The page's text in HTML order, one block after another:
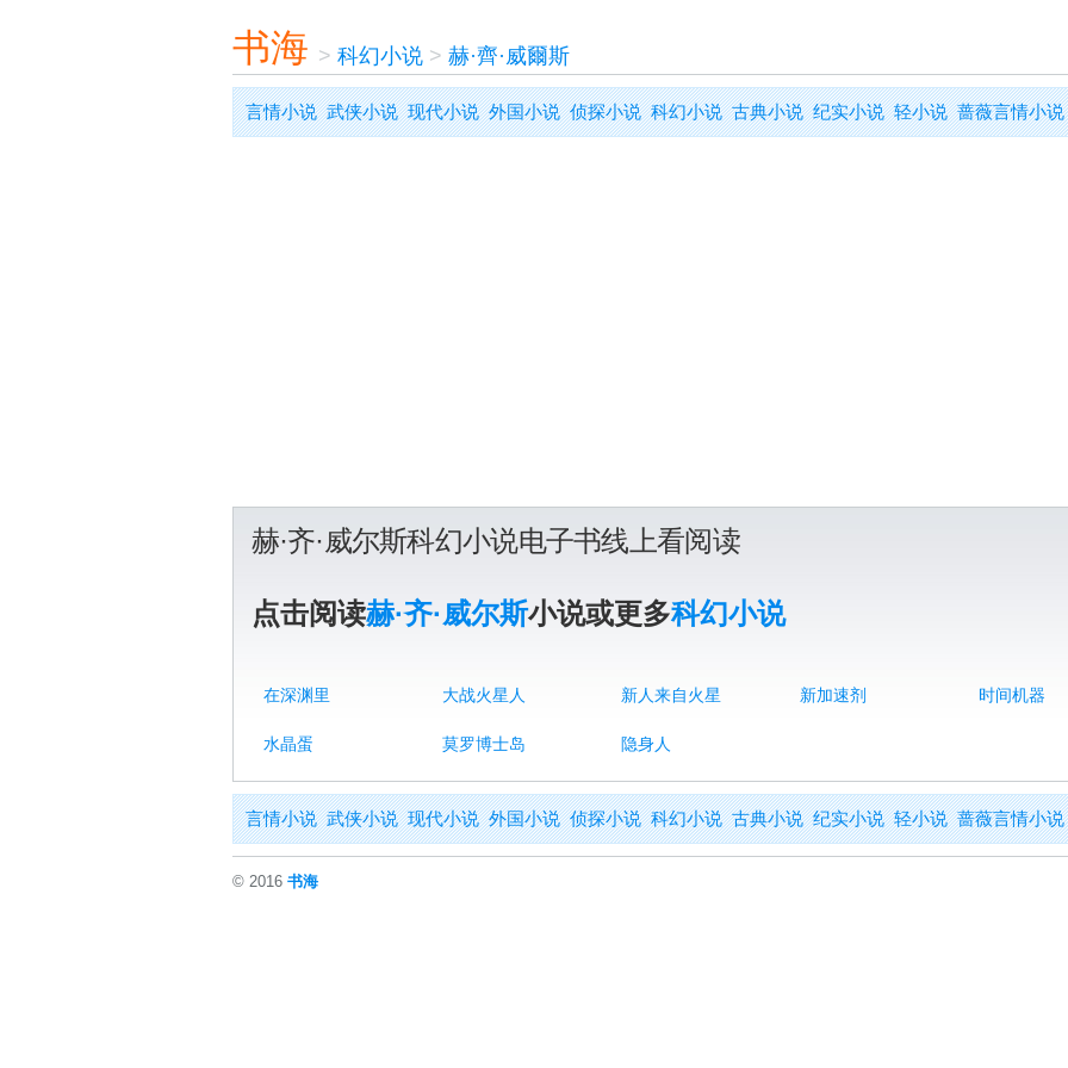
书海 > 科幻小说> 赫·齊·威爾斯
言情小说 武侠小说 现代小说 外国小说 侦探小说 科幻小说 古典小说 纪实小说 轻小说 蔷薇言情小说
赫·齐·威尔斯科幻小说电子书线上看阅读
点击阅读赫·齐·威尔斯小说或更多科幻小说
在深渊里 大战火星人 新人来自火星 新加速剂 时间机器
水晶蛋 莫罗博士岛 隐身人
言情小说 武侠小说 现代小说 外国小说 侦探小说 科幻小说 古典小说 纪实小说 轻小说 蔷薇言情小说
© 2016 书海